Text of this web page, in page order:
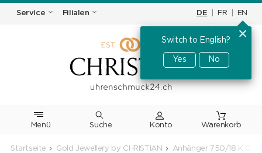
Service Filialen DE FR EN
Switch to English?
Yes No
Menü Suche Warenkorb
Startseite Gold Jewellery by CHRISTIAN Anhänger 750/18 K